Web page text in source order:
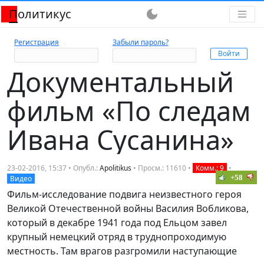
Политикус dark_mode
Регистрация Забыли пароль?
Документальный
фильм «По следам
Ивана Сусанина»
23-02-2016, 15:37 • Опубл.:Apolitikus • Просм.: 11610 • Комм.: 9 •
Видео
+58
Фильм-исследование подвига неизвестного героя
Великой Отечественной войны Василия Вобликова,
который в декабре 1941 года под Ельцом завел
крупный немецкий отряд в труднопроходимую
местность. Там врагов разгромили наступающие